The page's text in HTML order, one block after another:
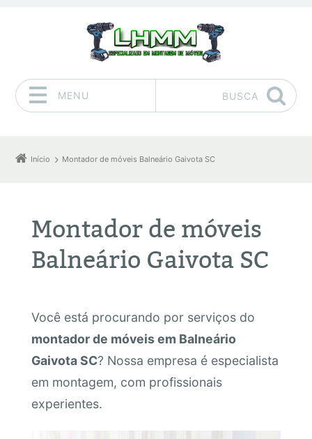
MENU BUSCA
Início Montador de móveis Balneário Gaivota SC
Montador de móveis
Balneário Gaivota SC
Você está procurando por serviços do
montador de móveis em Balneário
Gaivota SC? Nossa empresa é especialista
em montagem, com profissionais
experientes.